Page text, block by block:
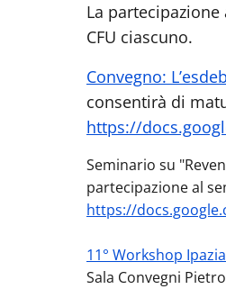
La
CFU ciascuno.
Convegno:
consentirà di
https://
Seminario su
partecipazione al
https://
11° Workshop
Sala Convegni